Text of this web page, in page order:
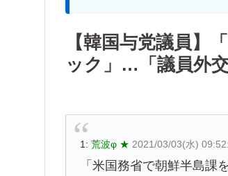
【韓国与党議員】
ック」…「議員外
1: 荒波φ ★ 2021/03/03(水)
「米国務省で朝鮮半島課